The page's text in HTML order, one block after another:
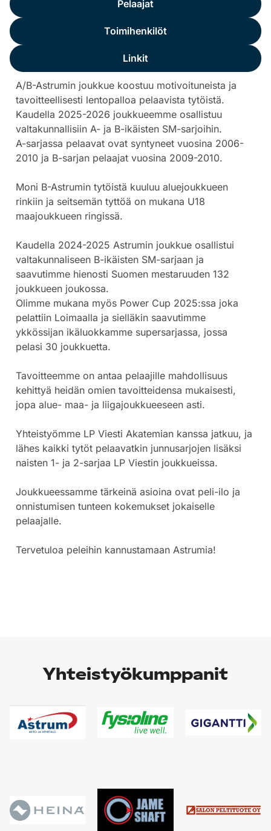
Pelaajat
Toimihenkilöt
Linkit
A/B-Astrumin joukkue koostuu motivoituneista ja
tavoitteellisesti lentopalloa pelaavista tytöistä.
Kaudella 2025-2026 joukkueemme osallistuu
valtakunnallisiin A- ja B-ikäisten SM-sarjoihin.
A-sarjassa pelaavat ovat syntyneet vuosina 2006-
2010 ja B-sarjan pelaajat vuosina 2009-2010.
Moni B-Astrumin tytöistä kuuluu aluejoukkueen
rinkiin ja seitsemän tyttöä on mukana U18
maajoukkueen ringissä.
Kaudella 2024-2025 Astrumin joukkue osallistui
valtakunnaliseen B-ikäisten SM-sarjaan ja
saavutimme hienosti Suomen mestaruuden 132
joukkueen joukossa.
Olimme mukana myös Power Cup 2025:ssa joka
pelattiin Loimaalla ja sielläkin saavutimme
ykkössijan ikäluokkamme supersarjassa, jossa
pelasi 30 joukkuetta.
Tavoitteemme on antaa pelaajille mahdollisuus
kehittyä heidän omien tavoitteidensa mukaisesti,
jopa alue- maa- ja liigajoukkueeseen asti.
Yhteistyömme LP Viesti Akatemian kanssa jatkuu, ja
lähes kaikki tytöt pelaavatkin junnusarjojen lisäksi
naisten 1- ja 2-sarjaa LP Viestin joukkueissa.
Joukkueessamme tärkeinä asioina ovat peli-ilo ja
onnistumisen tunteen kokemukset jokaiselle
pelaajalle.
Tervetuloa peleihin kannustamaan Astrumia!
Yhteistyökumppanit